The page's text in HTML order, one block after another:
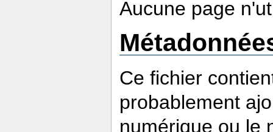
Aucune page
Ce fichier
probablement
numérique ou le